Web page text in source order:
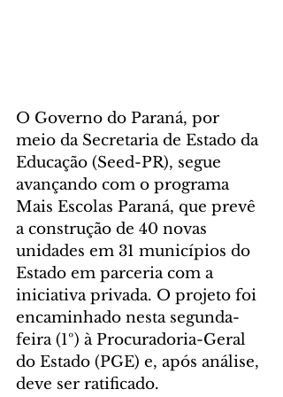
O Governo do Paraná, por
meio da Secretaria de Estado da
Educação (Seed-PR), segue
avançando com o programa
Mais Escolas Paraná, que prevê
a construção de 40 novas
unidades em 31 municípios do
Estado em parceria com a
iniciativa privada. O projeto foi
encaminhado nesta segunda-
feira (1º) à Procuradoria-Geral
do Estado (PGE) e, após análise,
deve ser ratificado.